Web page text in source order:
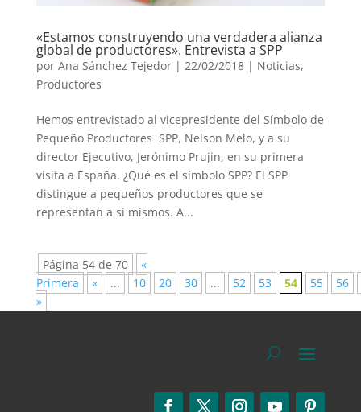
«Estamos construyendo una verdadera alianza
global de productores». Entrevista a SPP
por Ana Sánchez Tejedor| 22/02/2018 | Noticias,
Productores
Hemos entrevistado al vicepresidente del Símbolo de
Pequeño Productores SPP, Nelson Melo, y a su
director Ejecutivo, Jerónimo Prujin, en su primera
visita a España. ¿Qué es el símbolo SPP? El SPP
distingue a pequeños productores que se
representan a sí mismos. A...
Página 54 de 70
«
Primera
« ... 10 20 30 ... 52 53 54 55
56
»